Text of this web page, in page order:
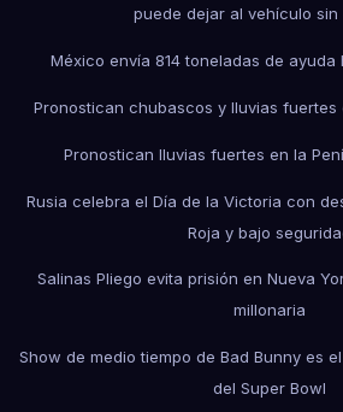
puede dejar al vehículo sin
México envía 814 toneladas de ayuda
Pronostican chubascos y lluvias fuertes
Pronostican lluvias fuertes en la
Rusia celebra el Día de la Victoria con
Roja y bajo
Salinas Pliego evita prisión en Nueva
millonaria
Show de medio tiempo de Bad Bunny es
del Super Bowl